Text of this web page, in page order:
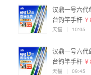
汉鼎一号六代
台钓竿手杆 ¥
天猫 | 10:05
汉鼎一号六代
台钓竿手杆 ¥
天猫 | 09:45